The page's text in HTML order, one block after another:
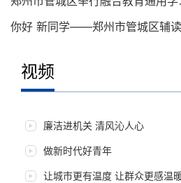
视频
廉洁进机关 清风沁人心
做新时代好青年